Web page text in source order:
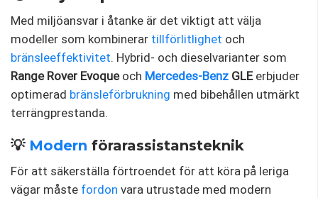
Med miljöansvar i åtanke är det viktigt att välja
modeller som kombinerar tillförlitlighet och
bränsleeffektivitet. Hybrid- och dieselvarianter som
Range Rover Evoqueoch Mercedes-Benz GLEerbjuder
optimerad bränsleförbrukning med bibehållen utmärkt
terrängprestanda.
💡 Modern förarassistansteknik
För att säkerställa förtroendet för att köra på leriga
vägar måste fordon vara utrustade med modern